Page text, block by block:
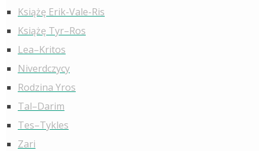
Książę Erik-Vale-Ris
Książę Tyr–Ros
Lea–Kritos
Niverdczycy
Rodzina Yros
Tal–Darim
Tes–Tykles
Zari